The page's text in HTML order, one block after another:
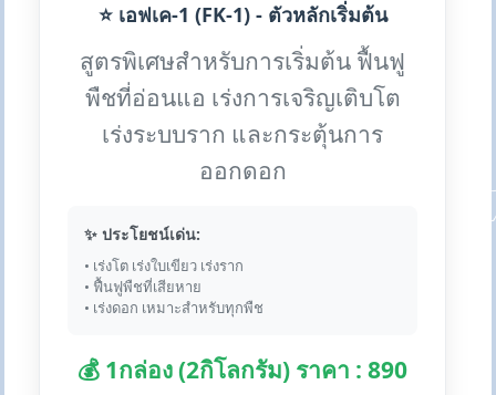
⭐ เอฟเค-1 (FK-1) - ตัวหลักเริ่มต้น
สูตรพิเศษสำหรับการเริ่มต้น ฟื้นฟู
พืชที่อ่อนแอ เร่งการเจริญเติบโต
เร่งระบบราก และกระตุ้นการ
ออกดอก
✨ ประโยชน์เด่น:
• เร่งโต เร่งใบเขียว เร่งราก
• ฟื้นฟูพืชที่เสียหาย
• เร่งดอก เหมาะสำหรับทุกพืช
💰 1กล่อง (2กิโลกรัม) ราคา : 890